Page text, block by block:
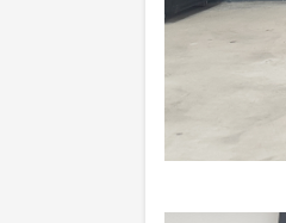
（公司